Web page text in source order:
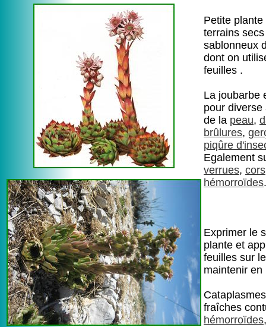
Petite
terrains
sablonneux
dont on
feuilles .
La joubarbe
pour diverse
de la peau,
brûlures,
piqûre
Egalement
verrues, cors
hémorroïdes.
Exprimer le
plante et
feuilles sur
maintenir en
fraîches
hémorroïdes